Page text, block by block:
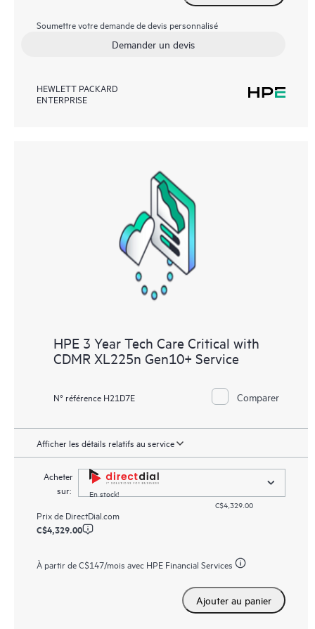
Soumettre votre demande de devis personnalisé
Demander un devis
HEWLETT PACKARD
ENTERPRISE
HPE 3 Year Tech Care Critical with
CDMR XL225n Gen10+ Service
N° référence H21D7E Comparer
Afficher les détails relatifs au service
Acheter
sur:
En stock!
C$4,329.00
Prix de DirectDial.com
C$4,329.00
À partir deC$147/mois avec HPE Financial Services
Ajouter au panier